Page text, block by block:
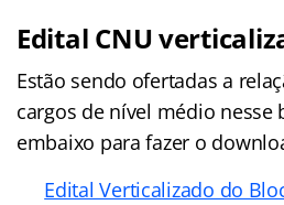
Edital CNU
Estão sendo ofertadas a
cargos de nível médio nesse
embaixo para fazer o
Edital Verticalizado do